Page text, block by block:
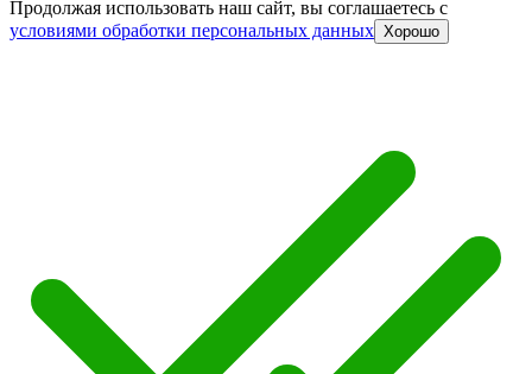
Продолжая использовать наш сайт, вы соглашаетесь c
условиями обработки персональных данных Хорошо